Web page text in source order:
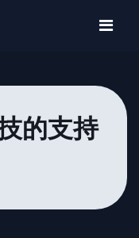
的支持